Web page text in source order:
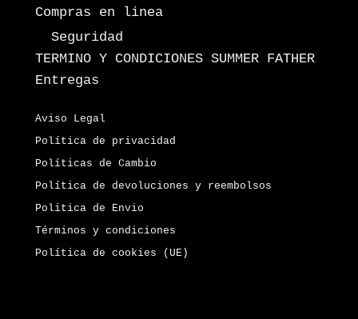
Compras en linea
Seguridad
TERMINO Y CONDICIONES SUMMER FATHER
Entregas
Aviso Legal
Política de privacidad
Políticas de Cambio
Política de devoluciones y reembolsos
Politica de Envio
Términos y condiciones
Política de cookies (UE)